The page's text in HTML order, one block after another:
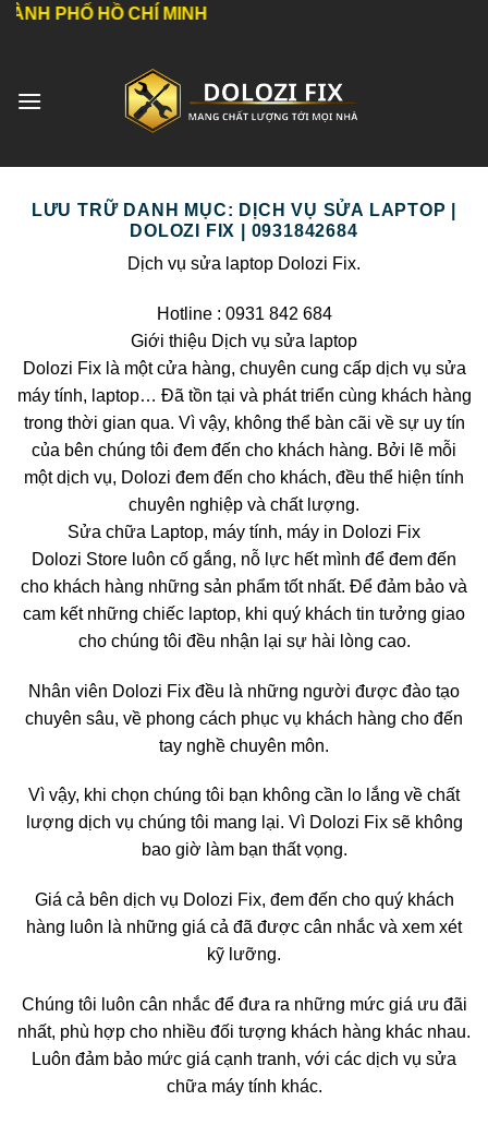
Bỏ
dung
PHỐ HỒ CHÍ MINH
LƯU TRỮ DANH MỤC: DỊCH VỤ SỬA LAPTOP |
DOLOZI FIX | 0931842684
Dịch vụ sửa laptop Dolozi Fix.
Hotline : 0931 842 684
Giới thiệu Dịch vụ sửa laptop
Dolozi Fix là một cửa hàng, chuyên cung cấp dịch vụ sửa
máy tính, laptop… Đã tồn tại và phát triển cùng khách hàng
trong thời gian qua. Vì vậy, không thể bàn cãi về sự uy tín
của bên chúng tôi đem đến cho khách hàng. Bởi lẽ mỗi
một dịch vụ, Dolozi đem đến cho khách, đều thể hiện tính
chuyên nghiệp và chất lượng.
Sửa chữa Laptop, máy tính, máy in Dolozi Fix
Dolozi Store luôn cố gắng, nỗ lực hết mình để đem đến
cho khách hàng những sản phẩm tốt nhất. Để đảm bảo và
cam kết những chiếc laptop, khi quý khách tin tưởng giao
cho chúng tôi đều nhận lại sự hài lòng cao.
Nhân viên Dolozi Fix đều là những người được đào tạo
chuyên sâu, về phong cách phục vụ khách hàng cho đến
tay nghề chuyên môn.
Vì vậy, khi chọn chúng tôi bạn không cần lo lắng về chất
lượng dịch vụ chúng tôi mang lại. Vì Dolozi Fix sẽ không
bao giờ làm bạn thất vọng.
Giá cả bên dịch vụ Dolozi Fix, đem đến cho quý khách
hàng luôn là những giá cả đã được cân nhắc và xem xét
kỹ lưỡng.
Chúng tôi luôn cân nhắc để đưa ra những mức giá ưu đãi
nhất, phù hợp cho nhiều đối tượng khách hàng khác nhau.
Luôn đảm bảo mức giá cạnh tranh, với các dịch vụ sửa
chữa máy tính khác.